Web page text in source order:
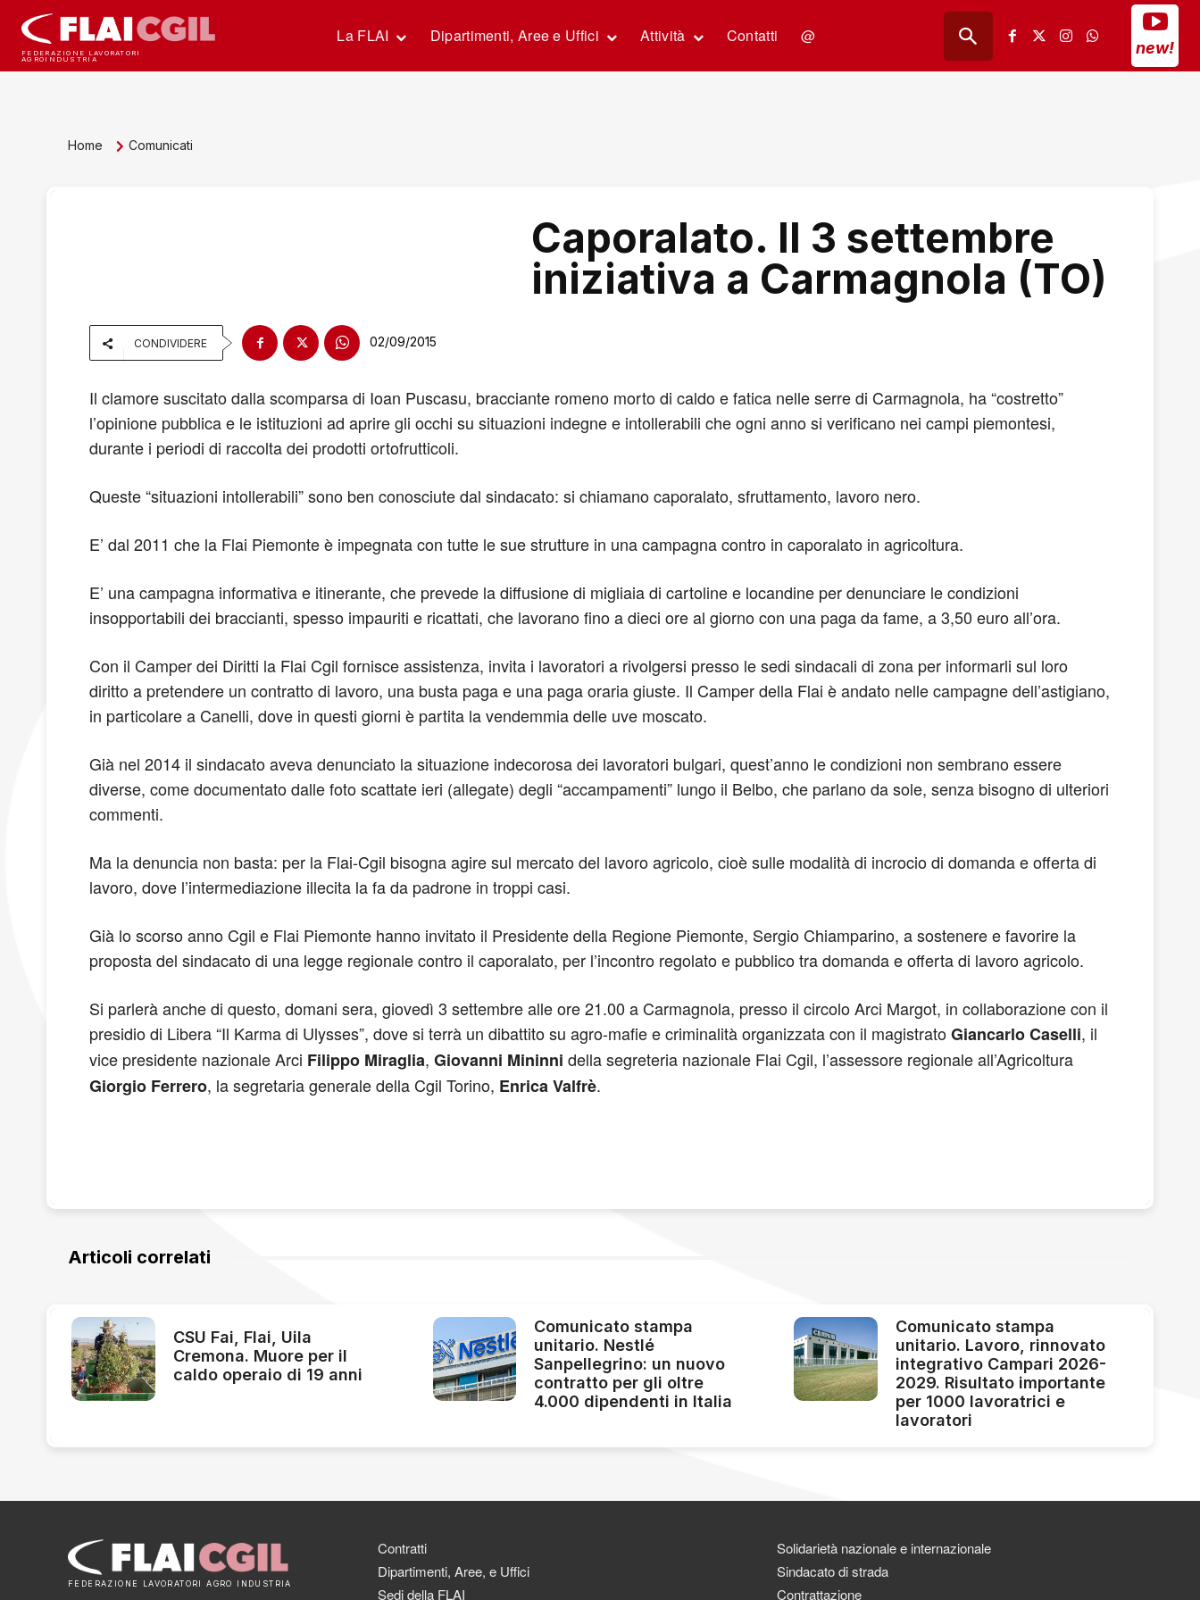
FEDERAZIONE LAVORATORI
AGROINDUSTRIA
La FLAI Dipartimenti, Aree e Uffici Attività Contatti @
new!
Home Comunicati
Caporalato. Il 3 settembre
iniziativa a Carmagnola (TO)
CONDIVIDERE 02/09/2015
Il clamore suscitato dalla scomparsa di Ioan Puscasu, bracciante romeno morto di caldo e fatica nelle serre di Carmagnola, ha “costretto”
l’opinione pubblica e le istituzioni ad aprire gli occhi su situazioni indegne e intollerabili che ogni anno si verificano nei campi piemontesi,
durante i periodi di raccolta dei prodotti ortofrutticoli.
Queste “situazioni intollerabili” sono ben conosciute dal sindacato: si chiamano caporalato, sfruttamento, lavoro nero.
E’ dal 2011 che la Flai Piemonte è impegnata con tutte le sue strutture in una campagna contro in caporalato in agricoltura.
E’ una campagna informativa e itinerante, che prevede la diffusione di migliaia di cartoline e locandine per denunciare le condizioni
insopportabili dei braccianti, spesso impauriti e ricattati, che lavorano fino a dieci ore al giorno con una paga da fame, a 3,50 euro all’ora.
Con il Camper dei Diritti la Flai Cgil fornisce assistenza, invita i lavoratori a rivolgersi presso le sedi sindacali di zona per informarli sul loro
diritto a pretendere un contratto di lavoro, una busta paga e una paga oraria giuste. Il Camper della Flai è andato nelle campagne dell’astigiano,
in particolare a Canelli, dove in questi giorni è partita la vendemmia delle uve moscato.
Già nel 2014 il sindacato aveva denunciato la situazione indecorosa dei lavoratori bulgari, quest’anno le condizioni non sembrano essere
diverse, come documentato dalle foto scattate ieri (allegate) degli “accampamenti” lungo il Belbo, che parlano da sole, senza bisogno di ulteriori
commenti.
Ma la denuncia non basta: per la Flai-Cgil bisogna agire sul mercato del lavoro agricolo, cioè sulle modalità di incrocio di domanda e offerta di
lavoro, dove l’intermediazione illecita la fa da padrone in troppi casi.
Già lo scorso anno Cgil e Flai Piemonte hanno invitato il Presidente della Regione Piemonte, Sergio Chiamparino, a sostenere e favorire la
proposta del sindacato di una legge regionale contro il caporalato, per l’incontro regolato e pubblico tra domanda e offerta di lavoro agricolo.
Si parlerà anche di questo, domani sera, giovedì 3 settembre alle ore 21.00 a Carmagnola, presso il circolo Arci Margot, in collaborazione con il
presidio di Libera “Il Karma di Ulysses”, dove si terrà un dibattito su agro-mafie e criminalità organizzata con il magistratoGiancarlo Caselli, il
vice presidente nazionale Arci Filippo Miraglia, Giovanni Mininni della segreteria nazionale Flai Cgil, l’assessore regionale all’Agricoltura
Giorgio Ferrero, la segretaria generale della Cgil Torino, Enrica Valfrè.
Articoli correlati
CSU Fai, Flai, Uila
Cremona. Muore per il
caldo operaio di 19 anni
Comunicato stampa
unitario. Nestlé
Sanpellegrino: un nuovo
contratto per gli oltre
4.000 dipendenti in Italia
Comunicato stampa
unitario. Lavoro, rinnovato
integrativo Campari 2026-
2029. Risultato importante
per 1000 lavoratrici e
lavoratori
FEDERAZIONE LAVORATORI AGRO INDUSTRIA
Contratti
Dipartimenti, Aree, e Uffici
Sedi della FLAI
Solidarietà nazionale e internazionale
Sindacato di strada
Contrattazione